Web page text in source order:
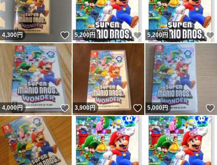
4,300円 いいね！
5,200 円 いいね！
5,200 円
4,000円 いいね！
3,900円 いいね！
5,000円